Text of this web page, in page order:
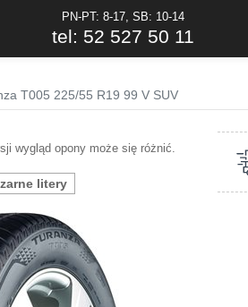
PN-PT: 8-17, SB: 10-14
tel: 52 527 50 11
T005 225/55 R19 99 V SUV
wygląd opony może się różnić.
litery